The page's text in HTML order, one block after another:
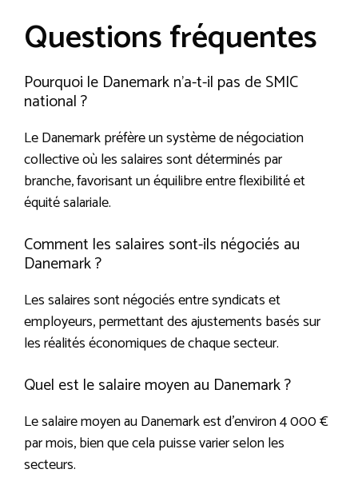
Questions fréquentes
Pourquoi le Danemark n’a-t-il pas de SMIC
national ?
Le Danemark préfère un système de négociation
collective où les salaires sont déterminés par
branche, favorisant un équilibre entre flexibilité et
équité salariale.
Comment les salaires sont-ils négociés au
Danemark ?
Les salaires sont négociés entre syndicats et
employeurs, permettant des ajustements basés sur
les réalités économiques de chaque secteur.
Quel est le salaire moyen au Danemark ?
Le salaire moyen au Danemark est d’environ 4 000 €
par mois, bien que cela puisse varier selon les
secteurs.